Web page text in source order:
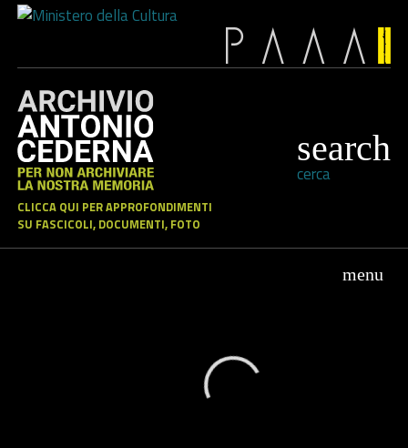
CLICCA QUI PER APPROFONDIMENTI
SU FASCICOLI, DOCUMENTI, FOTO
cerca